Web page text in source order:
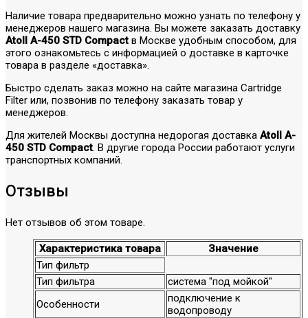
Наличие товара предварительно можно узнать по телефону у
менеджеров нашего магазина. Вы можете заказать доставку
Atoll A-450 STD Compact в Москве удобным способом, для
этого ознакомьтесь с информацией о доставке в карточке
товара в разделе «доставка».
Быстро сделать заказ можно на сайте магазина Cartridge
Filter или, позвонив по телефону заказать товар у
менеджеров.
Для жителей Москвы доступна недорогая доставка Atoll A-
450 STD Compact. В другие города России работают услуги
транспортных компаний.
Отзывы
Нет отзывов об этом товаре.
Характеристика товара
Значение
Тип фильтр
Тип фильтра
система "под мойкой"
Особенности
подключение к
водопроводу